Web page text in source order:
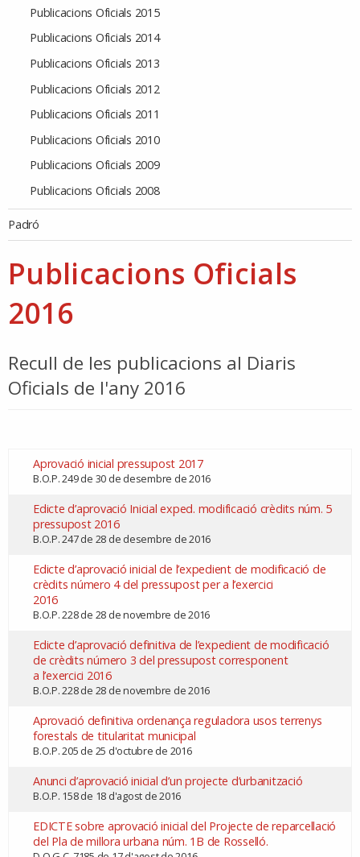
Publicacions Oficials 2015
Publicacions Oficials 2014
Publicacions Oficials 2013
Publicacions Oficials 2012
Publicacions Oficials 2011
Publicacions Oficials 2010
Publicacions Oficials 2009
Publicacions Oficials 2008
Padró
Publicacions Oficials
2016
Recull de les publicacions al Diaris
Oficials de l'any 2016
Aprovació inicial pressupost 2017
B.O.P. 249 de 30 de desembre de 2016
Edicte d’aprovació Inicial exped. modificació crèdits núm. 5
pressupost 2016
B.O.P. 247 de 28 de desembre de 2016
Edicte d’aprovació inicial de l’expedient de modificació de
crèdits número 4 del pressupost per a l’exercici
2016
B.O.P. 228 de 28 de novembre de 2016
Edicte d’aprovació definitiva de l’expedient de modificació
de crèdits número 3 del pressupost corresponent
a l’exercici 2016
B.O.P. 228 de 28 de novembre de 2016
Aprovació definitiva ordenança reguladora usos terrenys
forestals de titularitat municipal
B.O.P. 205 de 25 d'octubre de 2016
Anunci d’aprovació inicial d’un projecte d’urbanització
B.O.P. 158 de 18 d'agost de 2016
EDICTE sobre aprovació inicial del Projecte de reparcel·lació
del Pla de millora urbana núm. 1B de Rosselló.